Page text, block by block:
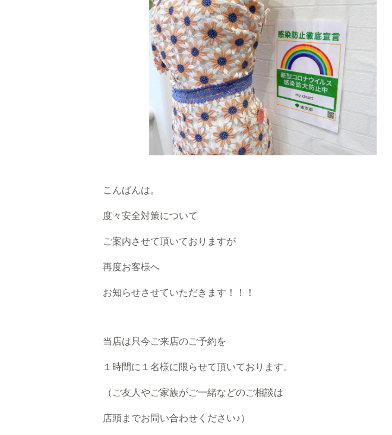
こんばんは。
度々安全対策について
ご案内させて頂いておりますが
再度お客様へ
お知らせさせていただきます！！！
当店は只今ご来店のご予約を
１時間に１名様に限らせて頂いております。
（ご友人やご家族がご一緒などのご相談は
店頭までお問い合わせください♪）